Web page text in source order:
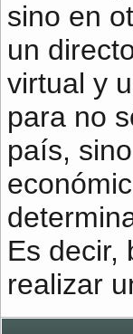
sino en
un
virtual y
para no
país,
Es decir,
realizar